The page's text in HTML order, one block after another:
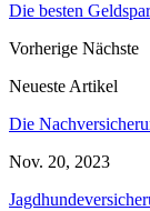
Die besten
Vorherige Nächste
Neueste Artikel
Die
Nov. 20, 2023